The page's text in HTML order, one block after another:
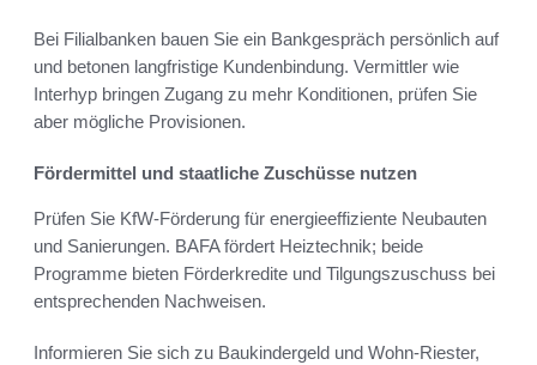
Bei Filialbanken bauen Sie ein Bankgespräch persönlich auf
und betonen langfristige Kundenbindung. Vermittler wie
Interhyp bringen Zugang zu mehr Konditionen, prüfen Sie
aber mögliche Provisionen.
Fördermittel und staatliche Zuschüsse nutzen
Prüfen Sie KfW-Förderung für energieeffiziente Neubauten
und Sanierungen. BAFA fördert Heiztechnik; beide
Programme bieten Förderkredite und Tilgungszuschuss bei
entsprechenden Nachweisen.
Informieren Sie sich zu Baukindergeld und Wohn-Riester,